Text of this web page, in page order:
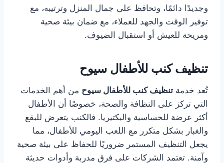
وجديدًا دائمًا، وتحافظ على جمال المنزل وترتيبه، مع
توفير الوقت والجهد للعملاء، مع ضمان بيئة صحية
ومريحة للعيش أو استقبال الضيوف.
تنظيف كنب للأطفال سيوح
تُعد خدمة تنظيف كنب للأطفال سيوح من أهم الخدمات
التي تركز على النظافة والصحة، خصوصًا أن الأطفال
أكثر عرضة للحساسية والبكتيريا. فالكنب يتعرض للبقع
والغبار بشكل متكرر مع اللعب اليومي للأطفال، مما
يجعل التنظيف المستمر ضروريًا للحفاظ على بيئة صحية
وآمنة. تعتمد الشركات على فرق مدربة وأدوات حديثة